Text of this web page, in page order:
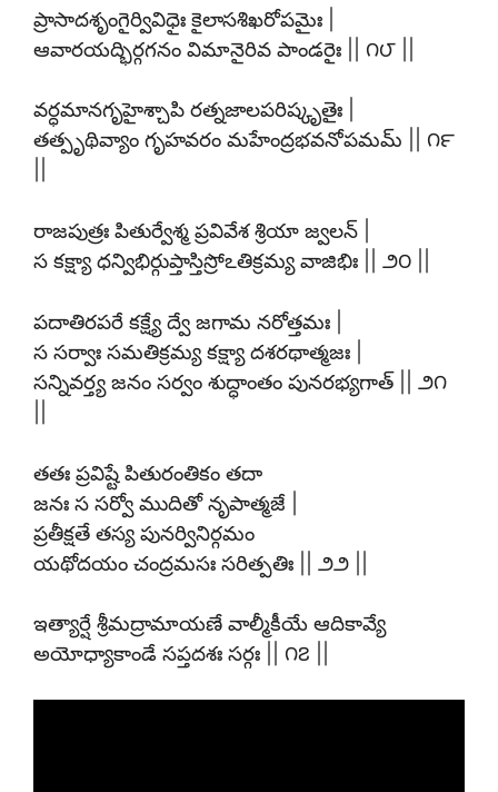
ప్రాసాదశృంగైర్వివిధైః కైలాసశిఖరోపమైః |
ఆవారయద్భిర్గగనం విమానైరివ పాండరైః || ౧౮ ||
వర్ధమానగృహైశ్చాపి రత్నజాలపరిష్కృతైః |
తత్పృథివ్యాం గృహవరం మహేంద్రభవనోపమమ్ || ౧౯
రాజపుత్రః పితుర్వేశ్మ ప్రవివేశ శ్రియా జ్వలన్ |
స కక్ష్యా ధన్విభిర్గుప్తాస్తిస్రోఽతిక్రమ్య వాజిభిః || ౨౦ ||
పదాతిరపరే కక్ష్యే ద్వే జగామ నరోత్తమః |
స సర్వాః సమతిక్రమ్య కక్ష్యా దశరథాత్మజః |
సన్నివర్త్య జనం సర్వం శుద్ధాంతం పునరభ్యగాత్ || ౨౧
తతః ప్రవిష్టే పితురంతికం తదా
జనః స సర్వో ముదితో నృపాత్మజే |
ప్రతీక్షతే తస్య పునర్వినిర్గమం
యథోదయం చంద్రమసః సరిత్పతిః || ౨౨ ||
ఇత్యార్షే శ్రీమద్రామాయణే వాల్మీకీయే ఆదికావ్యే
అయోధ్యాకాండే సప్తదశః సర్గః || ౧౭ ||